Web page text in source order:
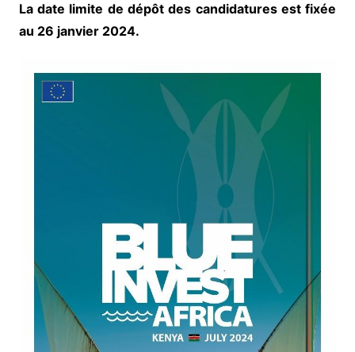
La date limite de dépôt des candidatures est fixée
au 26 janvier 2024.